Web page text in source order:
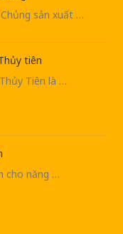
sản xuất …
tiên
Tiên là …
cho năng …